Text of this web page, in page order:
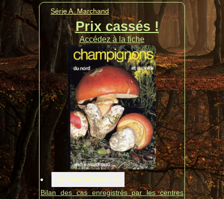
Série A. Marchand
Prix cassés !
Accédez à la fiche
INTOXICATIONS
Bilan des cas enregistrés par les centres